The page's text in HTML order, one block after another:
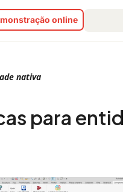
Pesquisar
...
online
nativa
para